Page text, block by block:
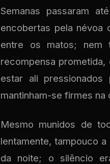
Semanas passaram
encobertas pela névoa
entre os matos; nem
recompensa prometida,
estar ali
mantinham-se firmes na
Mesmo munidos de
lentamente, tampouco
da noite; o silêncio